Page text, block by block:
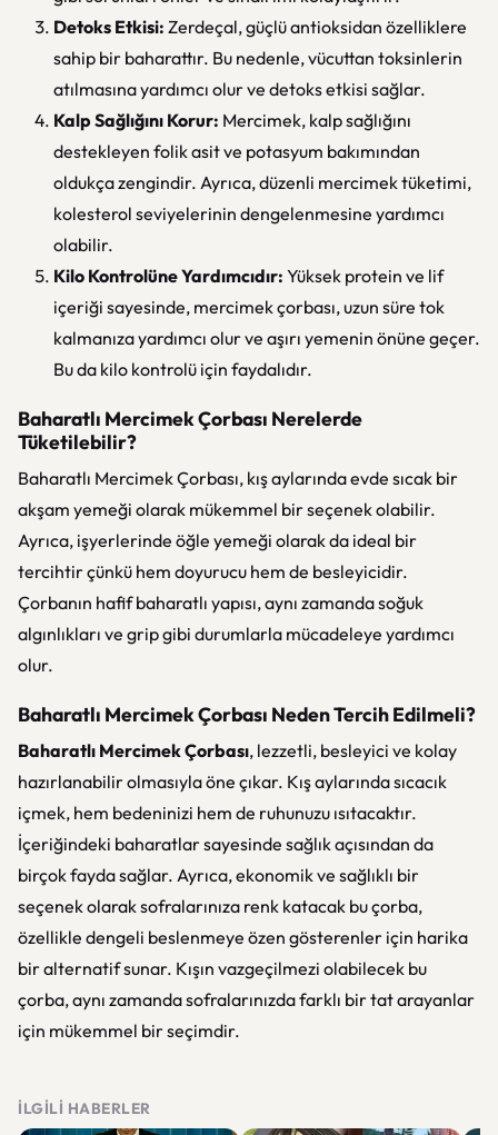
Detoks Etkisi: Zerdeçal, güçlü antioksidan özelliklere
sahip bir baharattır. Bu nedenle, vücuttan toksinlerin
atılmasına yardımcı olur ve detoks etkisi sağlar.
Kalp Sağlığını Korur: Mercimek, kalp sağlığını
destekleyen folik asit ve potasyum bakımından
oldukça zengindir. Ayrıca, düzenli mercimek tüketimi,
kolesterol seviyelerinin dengelenmesine yardımcı
olabilir.
Kilo Kontrolüne Yardımcıdır: Yüksek protein ve lif
içeriği sayesinde, mercimek çorbası, uzun süre tok
kalmanıza yardımcı olur ve aşırı yemenin önüne geçer.
Bu da kilo kontrolü için faydalıdır.
Baharatlı Mercimek Çorbası Nerelerde
Tüketilebilir?
Baharatlı Mercimek Çorbası, kış aylarında evde sıcak bir
akşam yemeği olarak mükemmel bir seçenek olabilir.
Ayrıca, işyerlerinde öğle yemeği olarak da ideal bir
tercihtir çünkü hem doyurucu hem de besleyicidir.
Çorbanın hafif baharatlı yapısı, aynı zamanda soğuk
algınlıkları ve grip gibi durumlarla mücadeleye yardımcı
olur.
Baharatlı Mercimek Çorbası Neden Tercih Edilmeli?
Baharatlı Mercimek Çorbası, lezzetli, besleyici ve kolay
hazırlanabilir olmasıyla öne çıkar. Kış aylarında sıcacık
içmek, hem bedeninizi hem de ruhunuzu ısıtacaktır.
İçeriğindeki baharatlar sayesinde sağlık açısından da
birçok fayda sağlar. Ayrıca, ekonomik ve sağlıklı bir
seçenek olarak sofralarınıza renk katacak bu çorba,
özellikle dengeli beslenmeye özen gösterenler için harika
bir alternatif sunar. Kışın vazgeçilmezi olabilecek bu
çorba, aynı zamanda sofralarınızda farklı bir tat arayanlar
için mükemmel bir seçimdir.
İLGILI HABERLER